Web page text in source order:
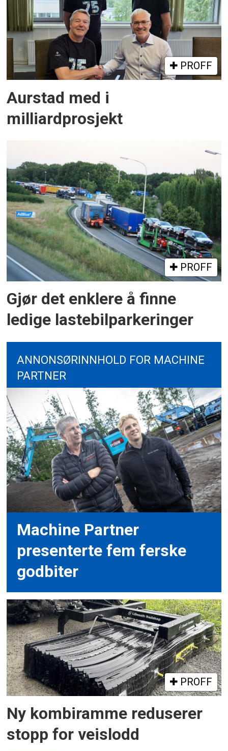
PROFF
Aurstad med i
milliardprosjekt
PROFF
Gjør det enklere å finne
ledige lastebilparkeringer
ANNONSØRINNHOLD FOR MACHINE
PARTNER
Machine Partner
presenterte fem ferske
godbiter
PROFF
Ny kombiramme reduserer
stopp for veislodd